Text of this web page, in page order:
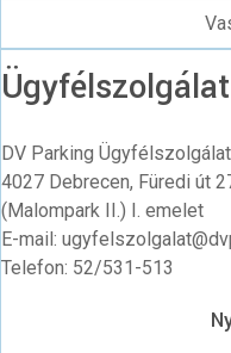
Ügyfélszolgálat
DV Parking
4027 Debrecen, Füredi út
(Malompark II.) I. emelet
E-mail:
Telefon: 52/531-513